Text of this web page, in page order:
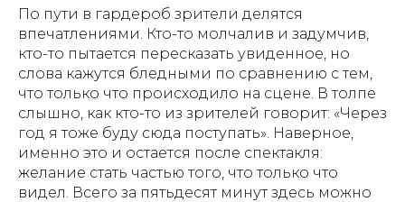
По пути в гардероб зрители делятся
впечатлениями. Кто-то молчалив и задумчив,
кто-то пытается пересказать увиденное, но
слова кажутся бледными по сравнению с тем,
что только что происходило на сцене. В толпе
слышно, как кто-то из зрителей говорит: «Через
год я тоже буду сюда поступать». Наверное,
именно это и остается после спектакля:
желание стать частью того, что только что
видел. Всего за пятьдесят минут здесь можно